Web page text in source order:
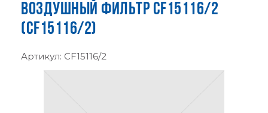
ВОЗДУШНЫЙ ФИЛЬТР CF15116/2
(CF15116/2)
Артикул: CF15116/2